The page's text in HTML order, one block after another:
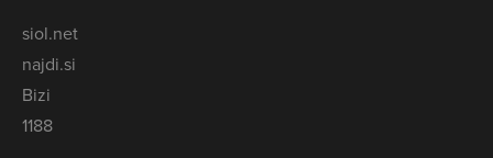
siol.net
najdi.si
Bizi
1188